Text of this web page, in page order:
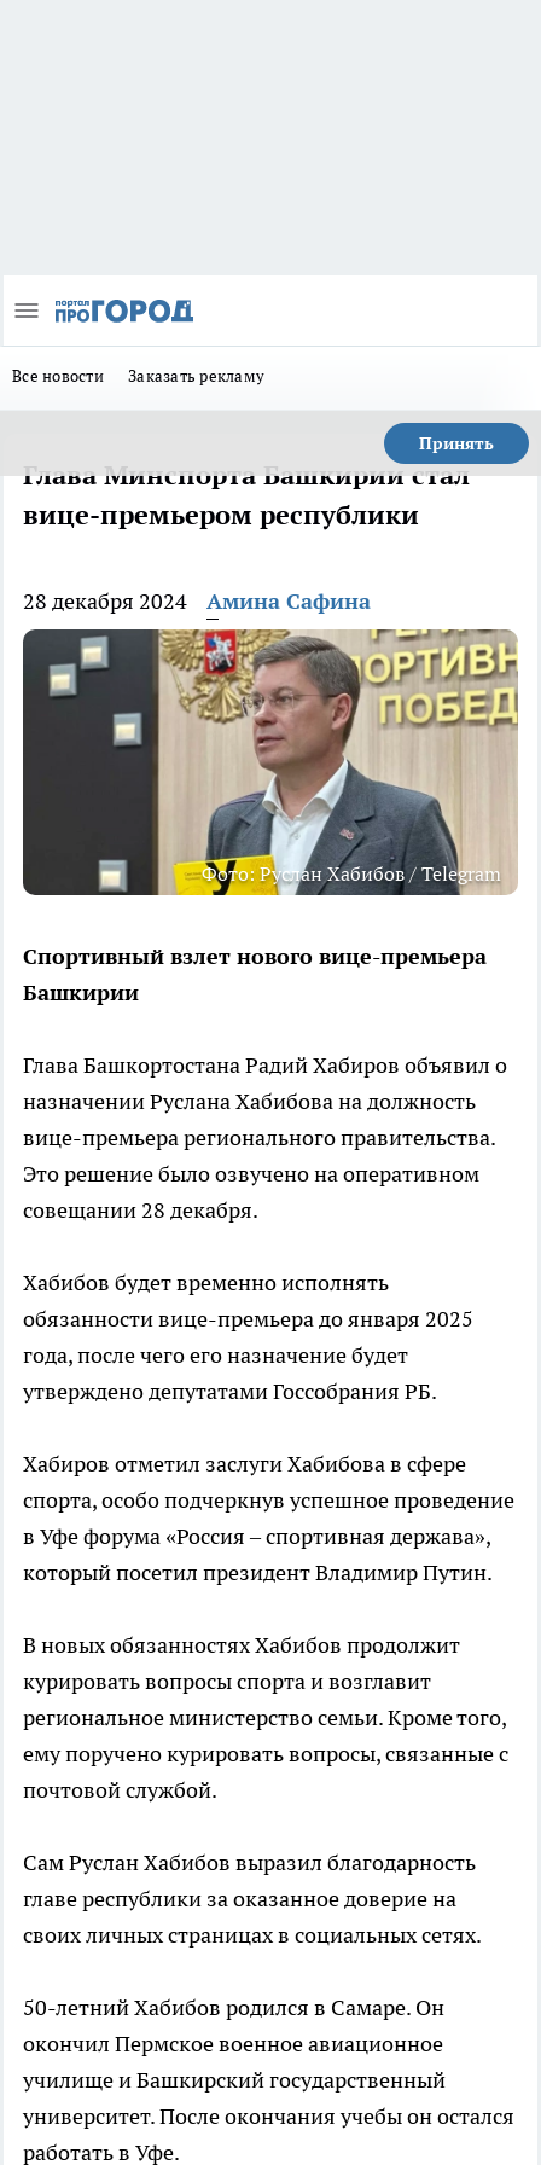
Все новости Заказать рекламу
Принять
Глава Минспорта Башкирии стал
вице-премьером республики
28 декабря 2024 Амина Сафина
Фото: Руслан Хабибов / Telegram
Спортивный взлет нового вице-премьера
Башкирии
Глава Башкортостана Радий Хабиров объявил о
назначении Руслана Хабибова на должность
вице-премьера регионального правительства.
Это решение было озвучено на оперативном
совещании 28 декабря.
Хабибов будет временно исполнять
обязанности вице-премьера до января 2025
года, после чего его назначение будет
утверждено депутатами Госсобрания РБ.
Хабиров отметил заслуги Хабибова в сфере
спорта, особо подчеркнув успешное проведение
в Уфе форума «Россия – спортивная держава»,
который посетил президент Владимир Путин.
В новых обязанностях Хабибов продолжит
курировать вопросы спорта и возглавит
региональное министерство семьи. Кроме того,
ему поручено курировать вопросы, связанные с
почтовой службой.
Сам Руслан Хабибов выразил благодарность
главе республики за оказанное доверие на
своих личных страницах в социальных сетях.
50-летний Хабибов родился в Самаре. Он
окончил Пермское военное авиационное
училище и Башкирский государственный
университет. После окончания учебы он остался
работать в Уфе.